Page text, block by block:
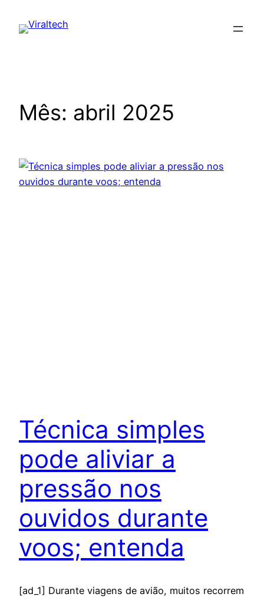
para
Mês: abril 2025
Técnica simples
pode aliviar a
pressão nos
ouvidos durante
voos; entenda
[ad_1] Durante viagens de avião, muitos recorrem